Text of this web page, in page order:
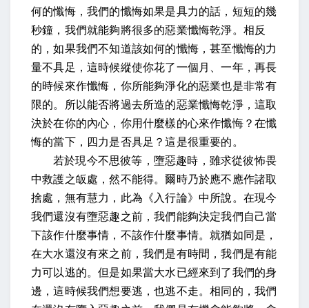
何的懺悔，我們的懺悔如果是具力的話，短短的幾
秒鐘，我們就能夠將很多的惡業懺悔乾淨。相反
的，如果我們不知道該如何的懺悔，甚至懺悔的力
量不具足，這時候縱使你花了一個月、一年，再長
的時候來作懺悔，你所能夠淨化的惡業也是非常有
限的。所以能否將過去所造的惡業懺悔乾淨，這取
決於在你的內心，你用什麼樣的心來作懺悔？在懺
悔的當下，四力是否具足？這是很重要的。
若於現今不思彼等，墮惡趣時，雖求從彼怖畏
中救護之皈處，然不能得。爾時乃於應不應作諸取
捨處，無有慧力，此為《入行論》中所說 。在現今
我們還沒有墮惡趣之前，我們能夠決定我們自己當
下該作什麼事情，不該作什麼事情。就猶如同是，
在大水還沒有來之前，我們是有時間，我們是有能
力可以逃的。但是如果當大水已經來到了我們的身
邊，這時候我們想要逃，也逃不走。相同的，我們